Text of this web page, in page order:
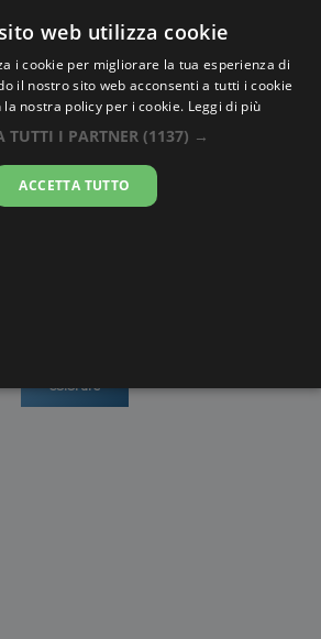
.co
Echternach
colorare
web utilizza cookie
i cookie per migliorare la tua esperienza di
il nostro sito web acconsenti a tutti i cookie
nostra policy per i cookie. Leggi di più
TUTTI I PARTNER (1137) →
ACCETTA TUTTO